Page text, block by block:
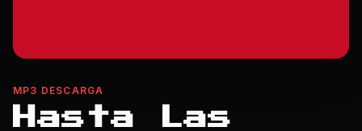
MP3 DESCARGA
Hasta Las